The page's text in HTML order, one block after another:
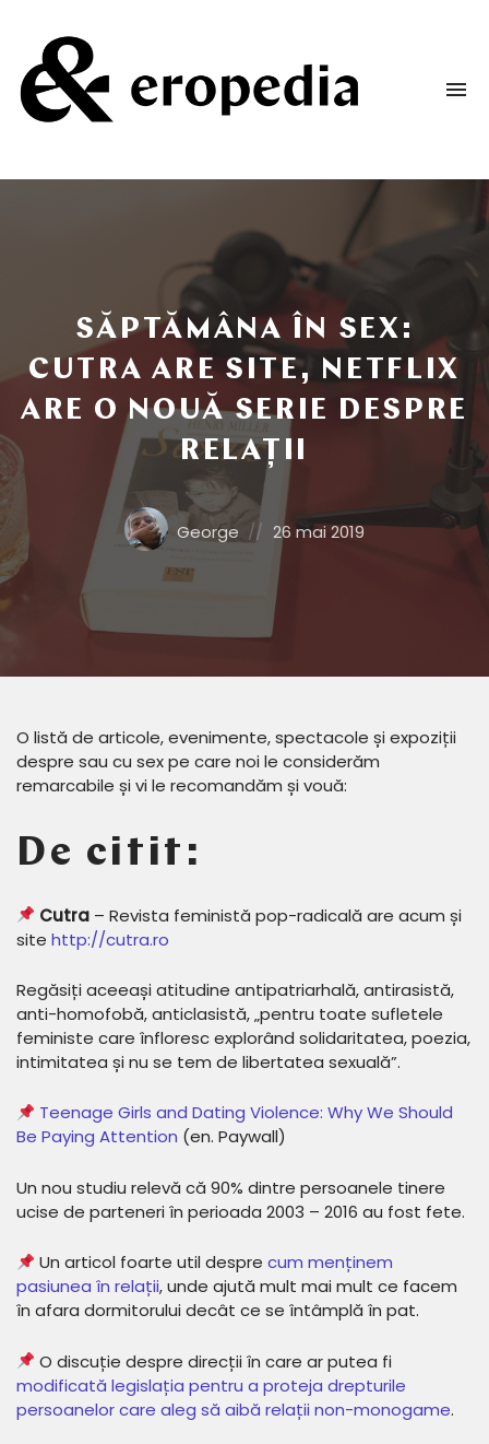
podcast
SĂPTĂMÂNA ÎN SEX:
CUTRA ARE SITE, NETFLIX
ARE O NOUĂ SERIE DESPRE
RELAȚII
Posted
by:
George
Posted
on
26 mai 2019
O listă de articole, evenimente, spectacole și expoziții
despre sau cu sex pe care noi le considerăm
remarcabile și vi le recomandăm și vouă:
De citit:
Cutra – Revista feministă pop-radicală are acum și
site http://cutra.ro
Regăsiți aceeași atitudine antipatriarhală, antirasistă,
anti-homofobă, anticlasistă, „pentru toate sufletele
feministe care înfloresc explorând solidaritatea, poezia,
intimitatea și nu se tem de libertatea sexuală”.
Teenage Girls and Dating Violence: Why We Should
Be Paying Attention (en. Paywall)
Un nou studiu relevă că 90% dintre persoanele tinere
ucise de parteneri în perioada 2003 – 2016 au fost fete.
Un articol foarte util desprecum menținem
pasiunea în relații, unde ajută mult mai mult ce facem
în afara dormitorului decât ce se întâmplă în pat.
O discuție despre direcții în care ar putea fi
modificată legislația pentru a proteja drepturile
persoanelor care aleg să aibă relații non-monogame.